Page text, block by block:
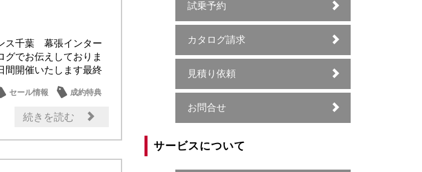
ス千葉 幕張インター
グでお伝えしておりま
間開催いたします最終
セール情報
成約特典
続きを読む
試乗予約
カタログ請求
見積り依頼
お問合せ
サービスについて